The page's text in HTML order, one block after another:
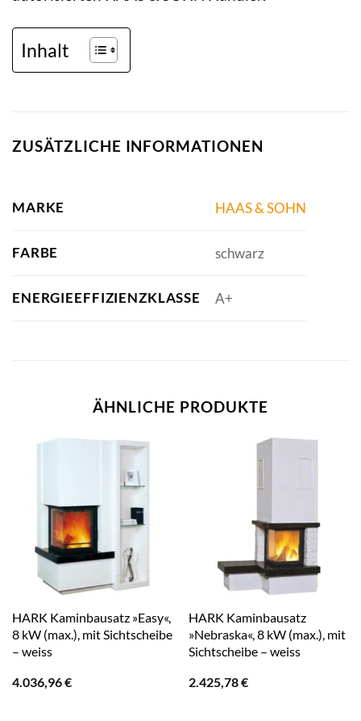
Inhalt
ZUSÄTZLICHE INFORMATIONEN
MARKE HAAS & SOHN
FARBE schwarz
ENERGIEEFFIZIENZKLASSE A+
ÄHNLICHE PRODUKTE
HARK Kaminbausatz »Easy«,
8 kW (max.), mit Sichtscheibe
– weiss
4.036,96€
HARK Kaminbausatz
»Nebraska«, 8 kW (max.), mit
Sichtscheibe – weiss
2.425,78€